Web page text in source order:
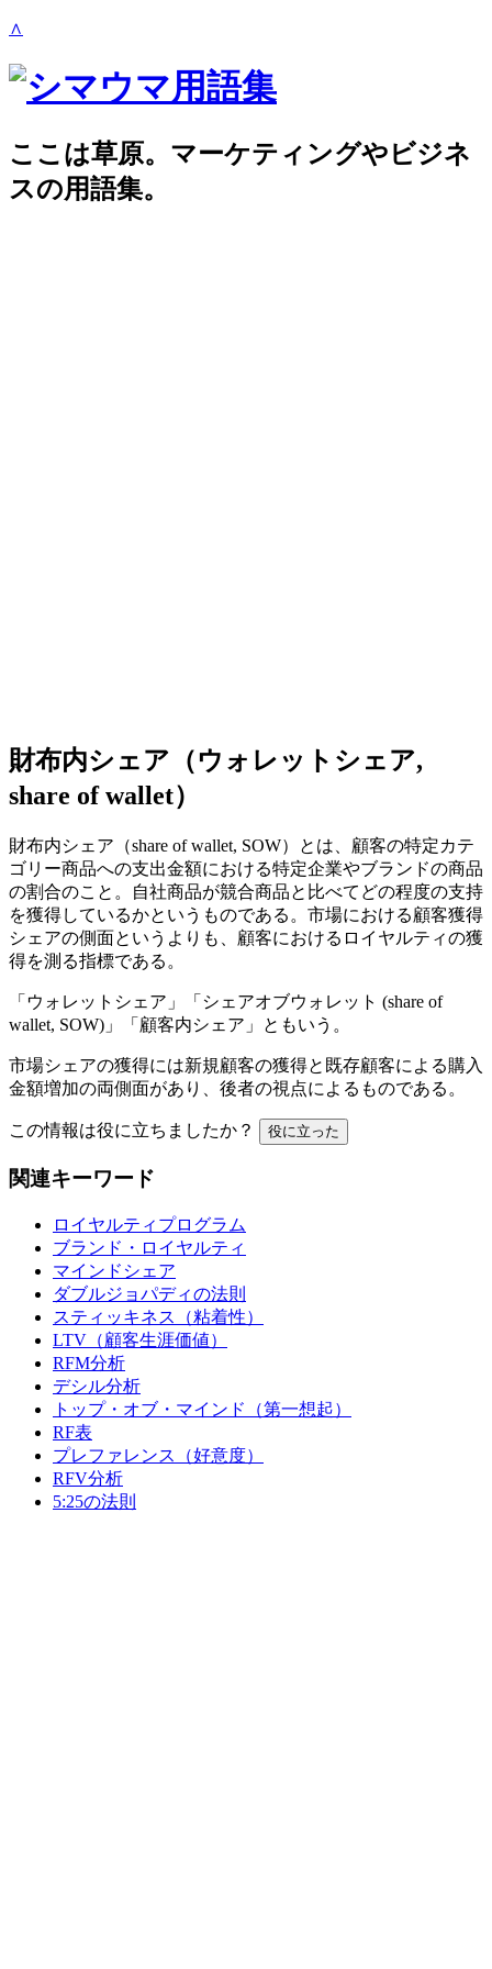
∧
ここは草原。マーケティングやビジネ
スの用語集。
財布内シェア（ウォレットシェア,
share of wallet）
財布内シェア（share of wallet, SOW）とは、顧客の特定カテ
ゴリー商品への支出金額における特定企業やブランドの商品
の割合のこと。自社商品が競合商品と比べてどの程度の支持
を獲得しているかというものである。市場における顧客獲得
シェアの側面というよりも、顧客におけるロイヤルティの獲
得を測る指標である。
「ウォレットシェア」「シェアオブウォレット (share of
wallet, SOW)」「顧客内シェア」ともいう。
市場シェアの獲得には新規顧客の獲得と既存顧客による購入
金額増加の両側面があり、後者の視点によるものである。
この情報は役に立ちましたか？ 役に立った
関連キーワード
ロイヤルティプログラム
ブランド・ロイヤルティ
マインドシェア
ダブルジョパディの法則
スティッキネス（粘着性）
LTV（顧客生涯価値）
RFM分析
デシル分析
トップ・オブ・マインド（第一想起）
RF表
プレファレンス（好意度）
RFV分析
5:25の法則